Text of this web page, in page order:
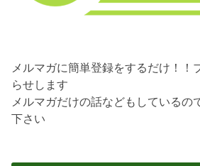
メルマガに簡単登録をするだけ！！
らせします
メルマガだけの話などもしているの
下さい